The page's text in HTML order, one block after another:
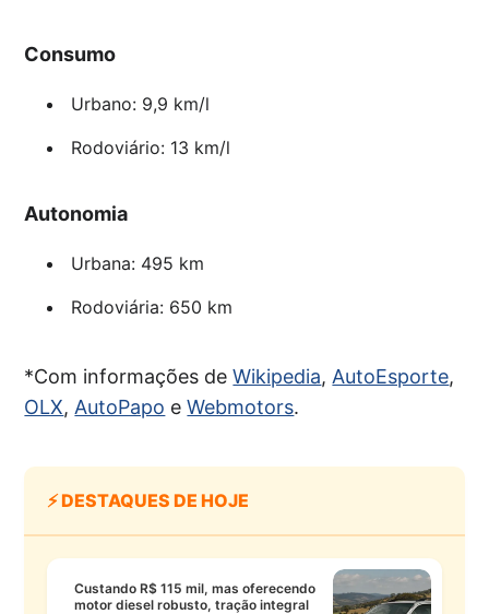
Consumo
Urbano: 9,9 km/l
Rodoviário: 13 km/l
Autonomia
Urbana: 495 km
Rodoviária: 650 km
*Com informações deWikipedia, AutoEsporte,
OLX, AutoPapo eWebmotors.
⚡ DESTAQUES DE HOJE
Custando R$ 115 mil, mas oferecendo
motor diesel robusto, tração integral